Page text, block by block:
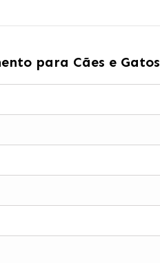
para Cães e Gatos